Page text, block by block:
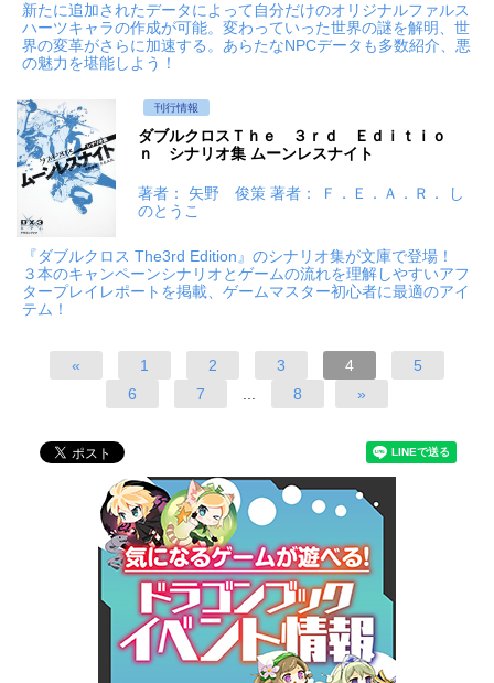
新たに追加されたデータによって自分だけのオリジナルファルス
ハーツキャラの作成が可能。変わっていった世界の謎を解明、世
界の変革がさらに加速する。あらたなNPCデータも多数紹介、悪
の魅力を堪能しよう！
刊行情報
ダブルクロスＴｈｅ ３ｒｄ Ｅｄｉｔｉｏ
ｎ シナリオ集 ムーンレスナイト
著者： 矢野 俊策 著者： Ｆ．Ｅ．Ａ．Ｒ． し
のとうこ
『ダブルクロス The3rd Edition』のシナリオ集が文庫で登場！
３本のキャンペーンシナリオとゲームの流れを理解しやすいアフ
タープレイレポートを掲載、ゲームマスター初心者に最適のアイ
テム！
« 1 2 3 4
5
6
7 8 »